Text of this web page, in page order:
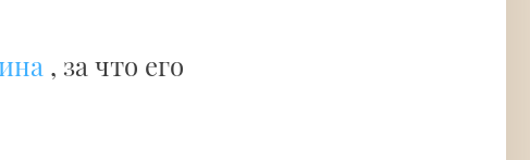
, за что его